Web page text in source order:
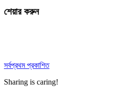
শেয়ার করুন
সর্বপ্রথম প্রকাশিত
Sharing is caring!